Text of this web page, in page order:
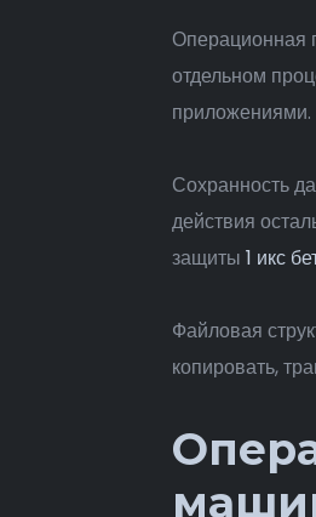
Операционная
отдельном
приложениями.
Сохранность
действия
защиты 1 икс
Файловая
копировать,